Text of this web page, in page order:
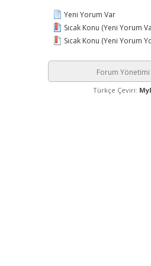
Yeni Yorum Var
Sıcak Konu (Yeni Yorum
Sıcak Konu (Yeni Yorum
Forum Yönetimi
Türkçe Çeviri: